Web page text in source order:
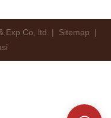
Exp Co, ltd. | Sitemap
|